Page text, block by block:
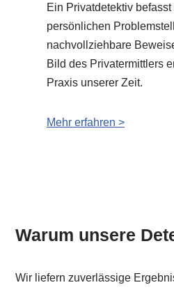
Ein Privatdetektiv
persönlichen
nachvollziehbare
Bild des Privatermittlers
Praxis unserer Zeit.
Mehr erfahren >
Warum unsere
Wir liefern zuverlässige